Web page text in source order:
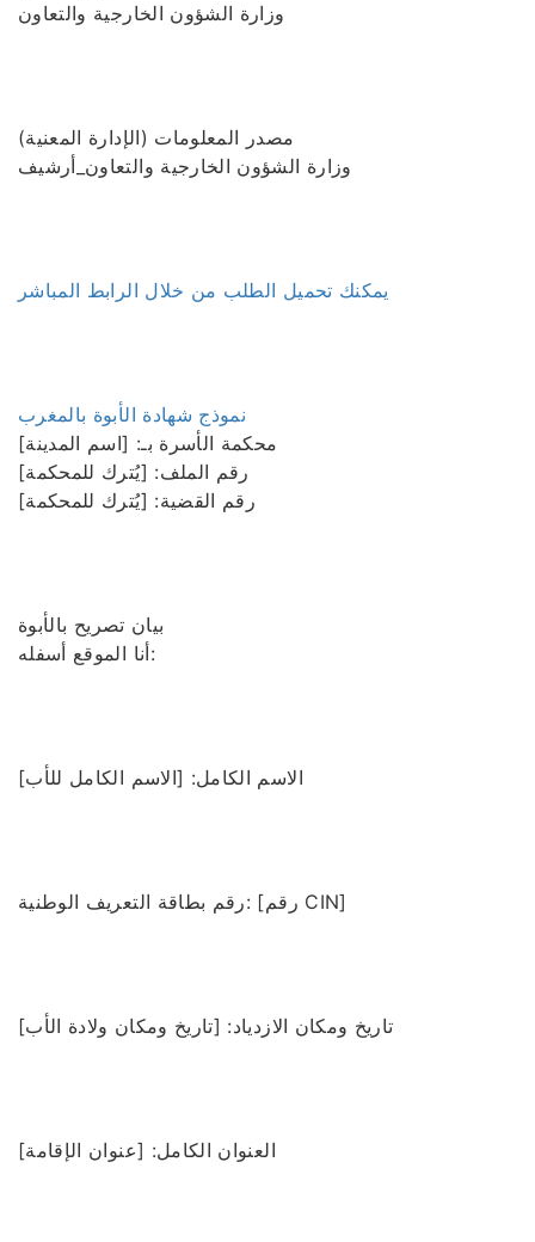
وزارة الشؤون الخارجية والتعاون
مصدر المعلومات (الإدارة المعنية)
وزارة الشؤون الخارجية والتعاون_أرشيف
يمكنك تحميل الطلب من خلال الرابط المباشر
نموذج شهادة الأبوة بالمغرب
محكمة الأسرة بـ: [اسم المدينة]
رقم الملف: [يُترك للمحكمة]
رقم القضية: [يُترك للمحكمة]
بيان تصريح بالأبوة
أنا الموقع أسفله:
الاسم الكامل: [الاسم الكامل للأب]
رقم بطاقة التعريف الوطنية: [رقم CIN]
تاريخ ومكان الازدياد: [تاريخ ومكان ولادة الأب]
العنوان الكامل: [عنوان الإقامة]